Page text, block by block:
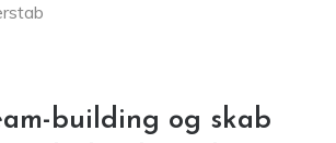
building og skab